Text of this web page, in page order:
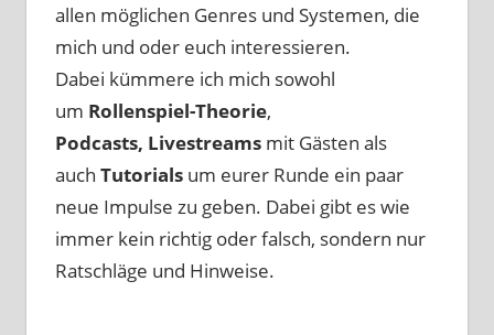
allen möglichen Genres und Systemen, die
mich und oder euch interessieren.
Dabei kümmere ich mich sowohl
um Rollenspiel-Theorie,
Podcasts, Livestreams mit Gästen als
auch Tutorials um eurer Runde ein paar
neue Impulse zu geben. Dabei gibt es wie
immer kein richtig oder falsch, sondern nur
Ratschläge und Hinweise.